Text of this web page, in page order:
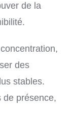
de la
des
stables.
de présence,